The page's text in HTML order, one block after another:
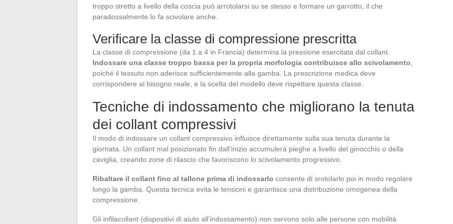
troppo stretto a livello della coscia può arrotolarsi su se stesso e formare un garrotto, il che
paradossalmente lo fa scivolare anche.
Verificare la classe di compressione prescritta
La classe di compressione (da 1 a 4 in Francia) determina la pressione esercitata dal collant.
Indossare una classe troppo bassa per la propria morfologia contribuisce allo scivolamento
poiché il tessuto non aderisce sufficientemente alla gamba. La prescrizione medica deve
corrispondere al bisogno reale, e la scelta del modello deve rispettare questa classe.
Tecniche di indossamento che migliorano la tenuta
dei collant compressivi
Il modo di indossare un collant compressivo influisce direttamente sulla sua tenuta durante la
giornata. Un collant mal posizionato fin dall’inizio accumulerà pieghe a livello del ginocchio o della
caviglia, creando zone di rilascio che favoriscono lo scivolamento progressivo.
Ribaltare il collant fino al tallone prima di indossarlo consente di srotolarlo poi in modo regolare
lungo la gamba. Questa tecnica evita le tensioni e garantisce una distribuzione omogenea della
compressione.
Gli infilacollant (dispositivi di aiuto all’indossamento) non servono solo alle persone con mobilità